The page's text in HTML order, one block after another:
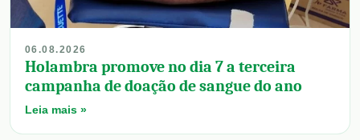
06.08.2026
Holambra promove no dia 7 a terceira
campanha de doação de sangue do ano
Leia mais »